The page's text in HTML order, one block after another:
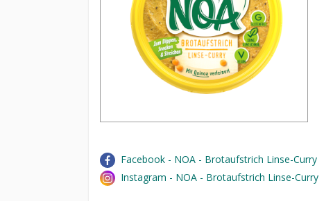
Facebook - NOA - Brotaufstrich Linse-Curry
Instagram - NOA - Brotaufstrich Linse-Curry